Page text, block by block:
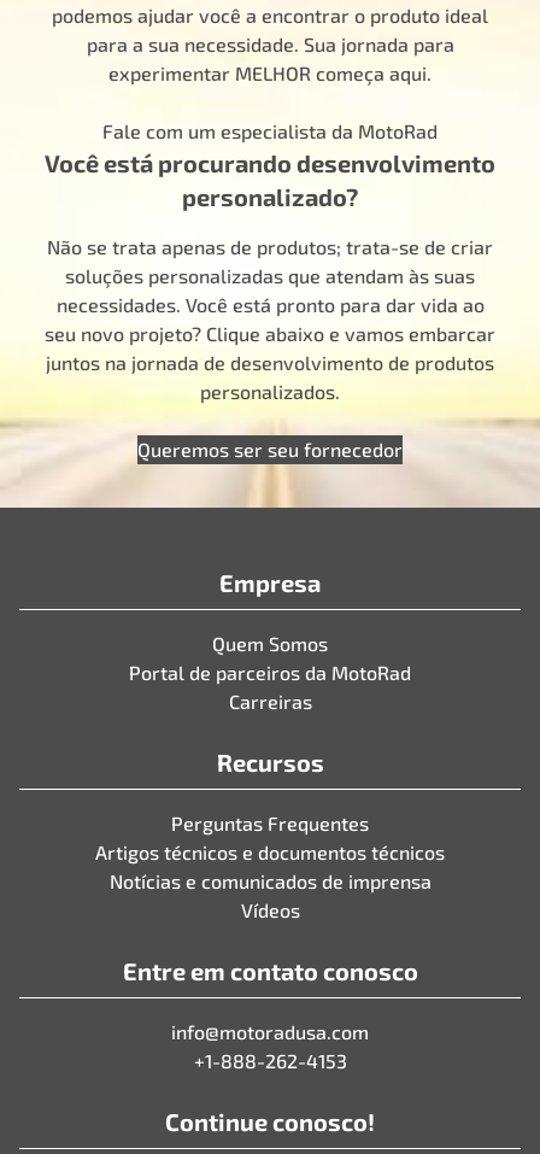
podemos ajudar você a encontrar o produto ideal
para a sua necessidade. Sua jornada para
experimentar MELHOR começa aqui.
Fale com um especialista da MotoRad
Você está procurando desenvolvimento
personalizado?
Não se trata apenas de produtos; trata-se de criar
soluções personalizadas que atendam às suas
necessidades. Você está pronto para dar vida ao
seu novo projeto? Clique abaixo e vamos embarcar
juntos na jornada de desenvolvimento de produtos
personalizados.
Queremos ser seu fornecedor
Empresa
Quem Somos
Portal de parceiros da MotoRad
Carreiras
Recursos
Perguntas Frequentes
Artigos técnicos e documentos técnicos
Notícias e comunicados de imprensa
Vídeos
Entre em contato conosco
info@motoradusa.com
+1-888-262-4153
Continue conosco!